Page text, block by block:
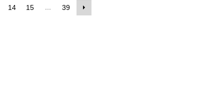
14 15 39